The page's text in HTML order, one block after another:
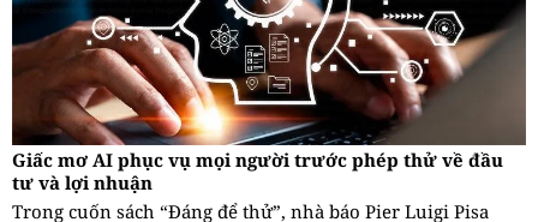
Giấc mơ AI phục vụ mọi người trước phép thử về đầu
tư và lợi nhuận
Trong cuốn sách “Đáng để thử”, nhà báo Pier Luigi Pisa